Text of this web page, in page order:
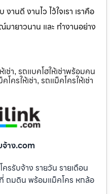
านดี งานไว ไว้ใจเรา เราคือ
ายาวนาน และ ทำงานอย่าง
ช่า, รถแบคโฮให้เช่าพร้อมคน
โครให้เช่า, รถแม็คโครให้เช่า
จ้าง.com
รรับจ้าง รายวัน รายเดือน
ถมดิน พร้อมแม็คโคร หกล้อ